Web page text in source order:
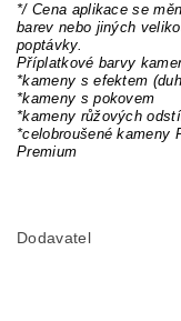
*/ Cena aplikace se
barev nebo jiných
poptávky.
Příplatkové barvy
*kameny s efektem
*kameny s pokovem
*kameny růžových
*celobroušené kameny
Premium
Dodavatel